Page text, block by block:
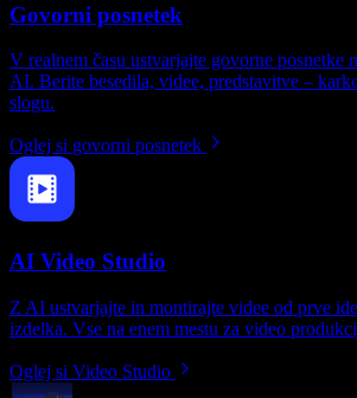
Govorni posnetek
V realnem času ustvarjajte govorne posnetke
AI. Berite besedila, videe, predstavitve –
slogu.
Oglej si govorni posnetek
AI Video Studio
Z AI ustvarjajte in montirajte videe od prve
izdelka. Vse na enem mestu za video
Oglej si Video Studio